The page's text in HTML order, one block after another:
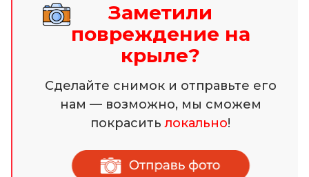
Заметили
повреждение на
крыле?
Сделайте снимок и отправьте его
нам — возможно, мы сможем
покраситьлокально!